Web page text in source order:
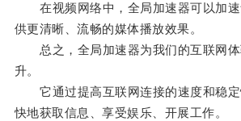
在视频网络中，全局加速器可以加速
供更清晰、流畅的媒体播放效果。
总之，全局加速器为我们的互联网体
升。
它通过提高互联网连接的速度和稳定
快地获取信息、享受娱乐、开展工作。